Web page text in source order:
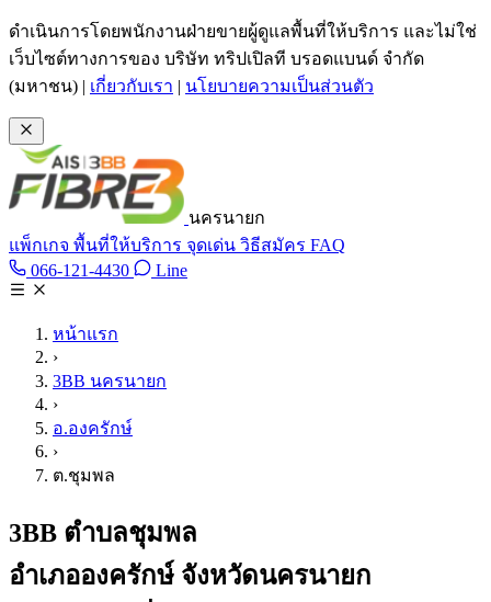
ข้ามไปเนื้อหาหลัก
ดำเนินการโดยพนักงานฝ่ายขายผู้ดูแลพื้นที่ให้บริการ และไม่ใช่
เว็บไซต์ทางการของ บริษัท ทริปเปิลที บรอดแบนด์ จำกัด
(มหาชน) | เกี่ยวกับเรา | นโยบายความเป็นส่วนตัว
นครนายก
แพ็กเกจ พื้นที่ให้บริการ จุดเด่น วิธีสมัคร FAQ
066-121-4430 โทร 066-121-4430
LineLine @tan3bb
หน้าแรก
›
3BB นครนายก
›
อ.องครักษ์
›
ต.ชุมพล
3BB ตำบลชุมพล
อำเภอองครักษ์ จังหวัดนครนายก